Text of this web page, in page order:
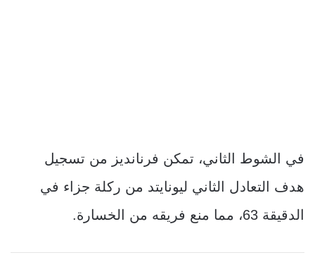
في الشوط الثاني، تمكن فرنانديز من تسجيل
هدف التعادل الثاني ليونايتد من ركلة جزاء في
الدقيقة 63، مما منع فريقه من الخسارة.